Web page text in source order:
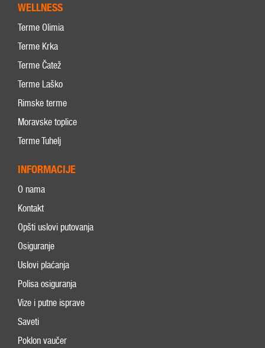
WELLNESS
Terme Olimia
Terme Krka
Terme Čatež
Terme Laško
Rimske terme
Moravske toplice
Terme Tuhelj
INFORMACIJE
O nama
Kontakt
Opšti uslovi putovanja
Osiguranje
Uslovi plaćanja
Polisa osiguranja
Vize i putne isprave
Saveti
Poklon vaučer